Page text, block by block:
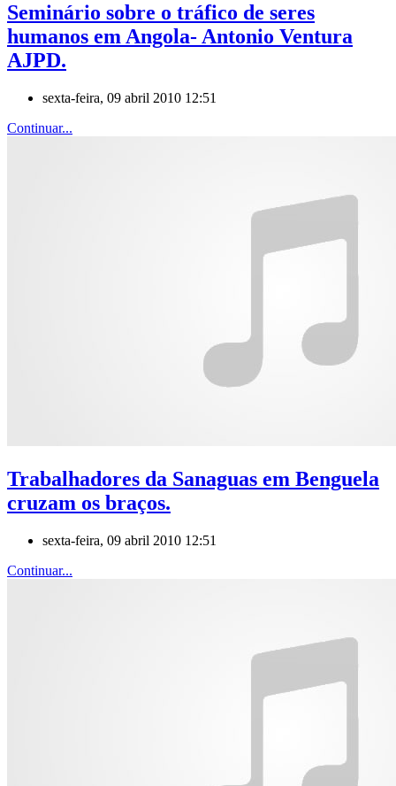
Seminário sobre o tráfico de seres
humanos em Angola- Antonio Ventura
AJPD.
sexta-feira, 09 abril 2010 12:51
Continuar...
Trabalhadores da Sanaguas em Benguela
cruzam os braços.
sexta-feira, 09 abril 2010 12:51
Continuar...